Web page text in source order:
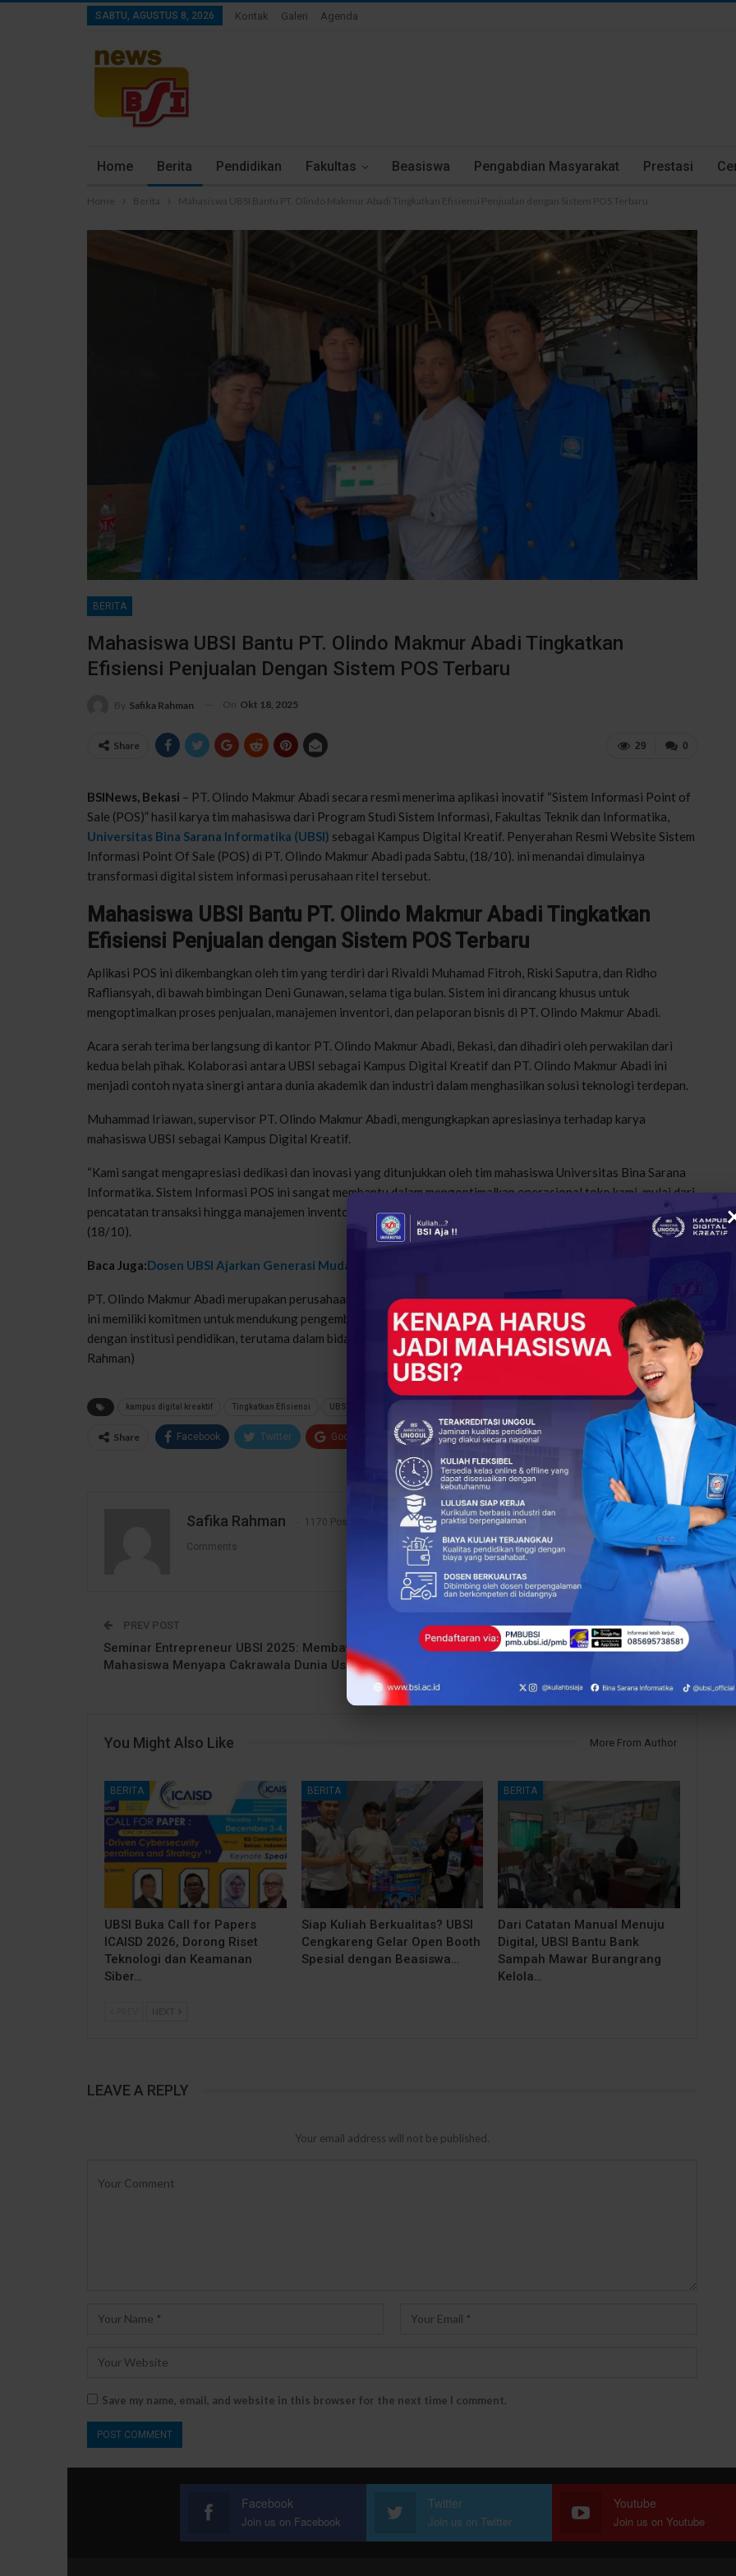
SABTU, AGUSTUS 8, 2026 Kontak Galeri Agenda
Home Berita Pendidikan Fakultas Beasiswa Pengabdian Masyarakat Prestasi
Home Berita Mahasiswa UBSI Bantu PT. Olindo Makmur Abadi Tingkatkan Efisiensi Penjualan dengan Sistem POS Terbaru
BERITA
Mahasiswa UBSI Bantu PT. Olindo Makmur Abadi Tingkatkan
Efisiensi Penjualan Dengan Sistem POS Terbaru
By Safika Rahman On Okt 18, 2025
0
29
Share
BSINews, Bekasi – PT. Olindo Makmur Abadi secara resmi menerima aplikasi inovatif “Sistem Informasi Point of
Sale (POS)” hasil karya tim mahasiswa dari Program Studi Sistem Informasi, Fakultas Teknik dan Informatika,
Universitas Bina Sarana Informatika (UBSI) sebagai Kampus Digital Kreatif. Penyerahan Resmi Website Sistem
Informasi Point Of Sale (POS) di PT. Olindo Makmur Abadi pada Sabtu, (18/10). ini menandai dimulainya
transformasi digital sistem informasi perusahaan ritel tersebut.
Mahasiswa UBSI Bantu PT. Olindo Makmur Abadi Tingkatkan
Efisiensi Penjualan dengan Sistem POSTerbaru
Aplikasi POS ini dikembangkan oleh tim yang terdiri dari Rivaldi Muhamad Fitroh, Riski Saputra, dan Ridho
Rafliansyah, di bawah bimbingan Deni Gunawan, selama tiga bulan. Sistem ini dirancang khusus untuk
mengoptimalkan proses penjualan, manajemen inventori, dan pelaporan bisnis di PT. Olindo Makmur Abadi.
Acara serah terima berlangsung di kantor PT. Olindo Makmur Abadi, Bekasi, dan dihadiri oleh perwakilan dari
kedua belah pihak. Kolaborasi antara UBSI sebagai Kampus Digital Kreatif dan PT. Olindo Makmur Abadi ini
menjadi contoh nyata sinergi antara dunia akademik dan industri dalam menghasilkan solusi teknologi terdepan.
Muhammad Iriawan, supervisor PT. Olindo Makmur Abadi, mengungkapkan apresiasinya terhadap karya
mahasiswa UBSI sebagai Kampus Digital Kreatif.
“Kami sangat mengapresiasi dedikasi dan inovasi yang ditunjukkan oleh tim mahasiswa Universitas Bina Sarana
Informatika. Sistem Informasi POS ini sangat membantudalammengoptimalkanoperasionaltokokami,mulaidari
pencatatan transaksi hingga manajemen inventori yanglebih
(18/10).
Baca Juga:Dosen UBSI Ajarkan Generasi Muda di Rumah Yatim Cara Cerdas Kelola Keuangan
PT. Olindo Makmur Abadi merupakan perusahaan sukucadangmotor yangberlokasidi Bekasi. Perusahaan
ini memiliki komitmen untuk mendukung pengembangan talenta mudaIndonesiamelaluiprogram
kemitraan
dengan institusi pendidikan, terutama dalam bidang pengembangan sisteminformasidanteknologi . (Safika
Rahman)
kampus digital kreaktif Tingkatkan Efisiensi UBSI
29
Share Facebook Twitter Google+ ReddIt
Safika Rahman 1170 Posts
Comments
PREV POST
Seminar Entrepreneur UBSI 2025: Membawa
Mahasiswa Menyapa Cakrawala Dunia Usaha
NEXT POST
UBSI Bekali Kader Posyandu Sukasari dengan
You Might Also Like More From Author
BERITA
UBSI Buka Call for Papers
ICAISD 2026, Dorong Riset
Teknologi dan Keamanan
Siber…
BERITA
Siap Kuliah Berkualitas? UBSI
Cengkareng Gelar Open Booth
Spesial dengan Beasiswa…
BERITA
Dari Catatan Manual Menuju
Digital, UBSI Bantu Bank
Sampah Mawar Burangrang
Kelola…
NEXT
LEAVE A REPLY
Your email address will not be published.
Save my name, email, and website in this browser for the next time I comment.
Facebook
Join us on Facebook
Twitter
Join us on Twitter
Youtube
Join us on Youtube